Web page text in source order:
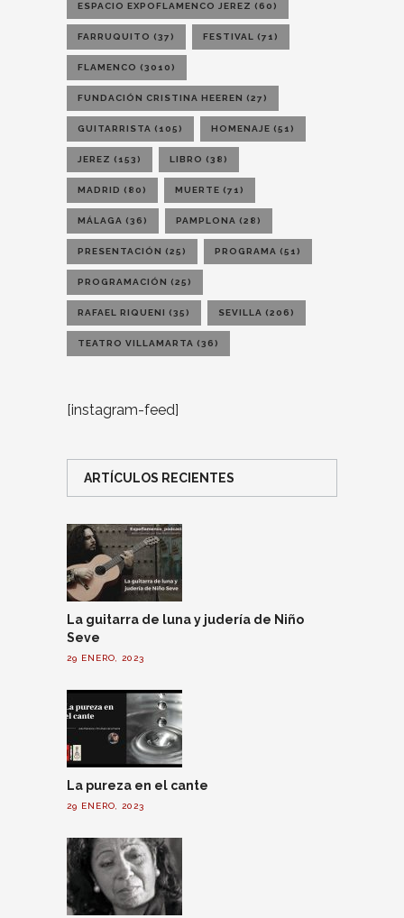
ESPACIO EXPOFLAMENCO JEREZ (60)
FARRUQUITO (37) FESTIVAL (71)
FLAMENCO (3010)
FUNDACIÓN CRISTINA HEEREN (27)
GUITARRISTA (105) HOMENAJE (51)
JEREZ (153) LIBRO (38)
MADRID (80) MUERTE (71)
MÁLAGA (36) PAMPLONA (28)
PRESENTACIÓN (25) PROGRAMA (51)
PROGRAMACIÓN (25)
RAFAEL RIQUENI (35) SEVILLA (206)
TEATRO VILLAMARTA (36)
[instagram-feed]
ARTÍCULOS RECIENTES
La guitarra de luna y judería de Niño
Seve
29 ENERO, 2023
La pureza en el cante
29 ENERO, 2023